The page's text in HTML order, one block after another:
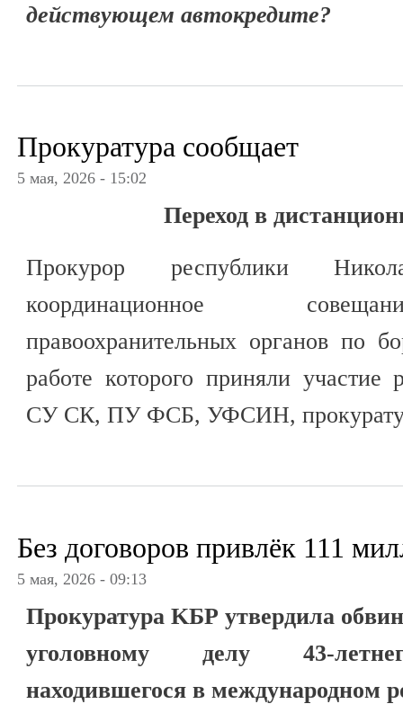
действующем автокредите?
Прокуратура сообщает
5 мая, 2026 - 15:02
Переход в
Прокурор республики
координационное
правоохранительных органов по
работе которого приняли
СУ СК, ПУ ФСБ, УФСИН,
Без договоров привлёк 111
5 мая, 2026 - 09:13
Прокуратура KБР утвердила
уголовному делу 43-
находившегося в международном